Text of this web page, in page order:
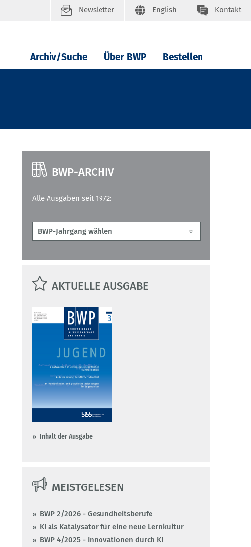
Newsletter English Kontakt
Archiv/Suche Über BWP Bestellen
BWP-ARCHIV
Alle Ausgaben seit 1972:
AKTUELLE AUSGABE
Inhalt der Ausgabe
MEISTGELESEN
BWP 2/2026 - Gesundheitsberufe
KI als Katalysator für eine neue Lernkultur
BWP 4/2025 - Innovationen durch KI